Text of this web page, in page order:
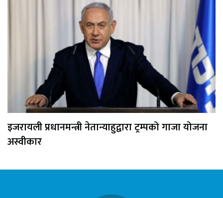
इजरायली प्रधानमन्त्री नेतान्याहुद्वारा ट्रम्पको गाजा योजना
अस्वीकार